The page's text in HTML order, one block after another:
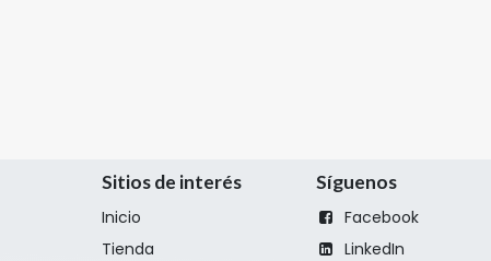
Sitios de interés
Inicio
Tienda
Síguenos
Facebook
LinkedIn